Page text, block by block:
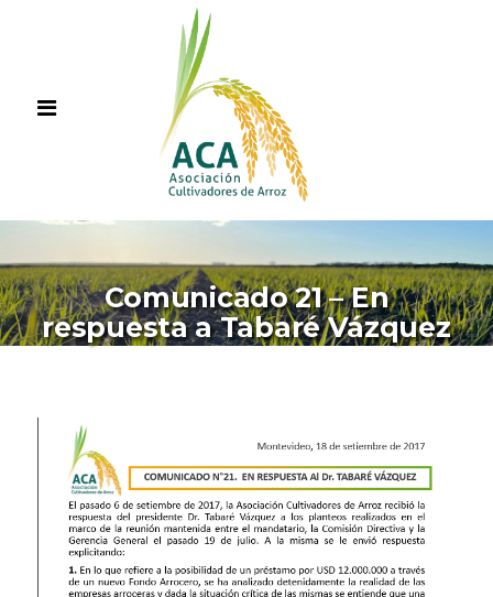
Comunicado 21 – En
respuesta a Tabaré Vázquez